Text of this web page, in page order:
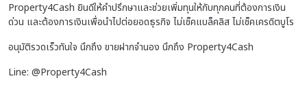
Property4Cash ยินดีให้คำปรึกษาและช่วยเพิ่มทุนให้กับทุกคนที่ต้องการเงิน
ด่วน และต้องการเงินเพื่อนำไปต่อยอดธุรกิจ ไม่เช็คแบล็คลิส ไม่เช็คเครดิตบูโร
อนุมัติรวดเร็วทันใจ นึกถึง ขายฝากจำนอง นึกถึง Property4Cash
Line: @Property4Cash